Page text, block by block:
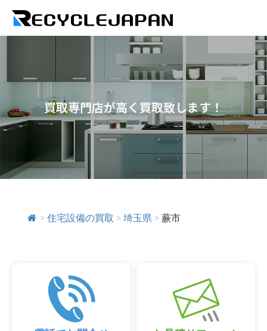
買取専門店が高く買取致します！
> 住宅設備の買取 > 埼玉県 > 蕨市